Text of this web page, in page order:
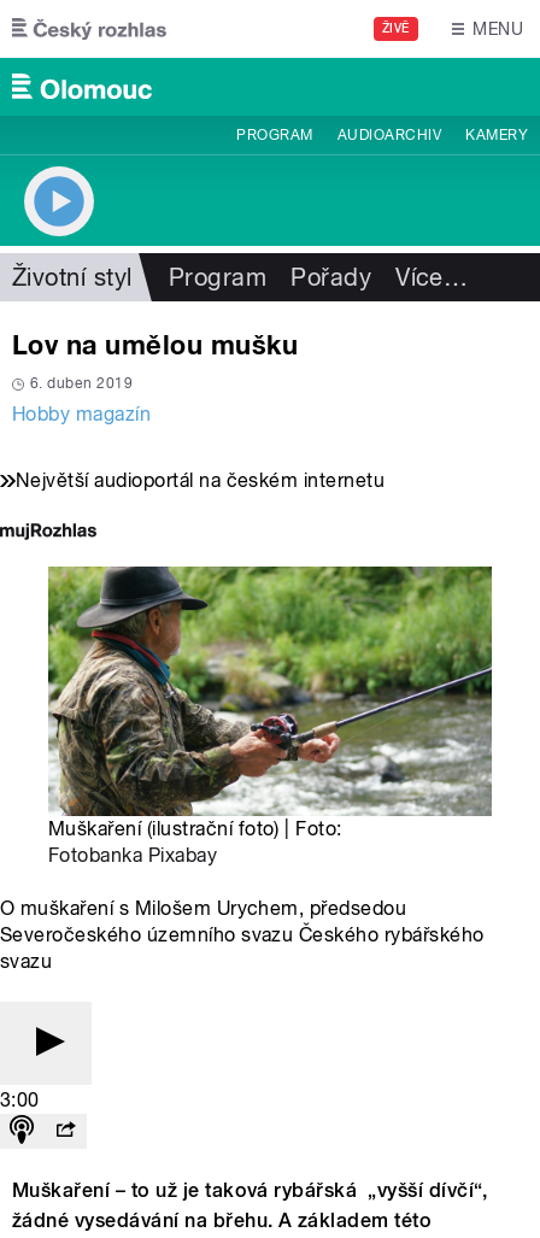
Přejít k hlavnímu obsahu
ŽIVĚ MENU
PROGRAM AUDIOARCHIV KAMERY
Životní styl Program Pořady Více…
Lov na umělou mušku
6. duben 2019
Hobby magazín
Největší audioportál na českém internetu
Muškaření (ilustrační foto) | Foto:
Fotobanka Pixabay
O muškaření s Milošem Urychem, předsedou
Severočeského územního svazu Českého rybářského
svazu
3:00
Muškaření – to už je taková rybářská „vyšší dívčí“,
žádné vysedávání na břehu. A základem této